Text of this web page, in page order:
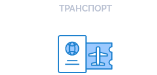
ТРАНСПОРТ